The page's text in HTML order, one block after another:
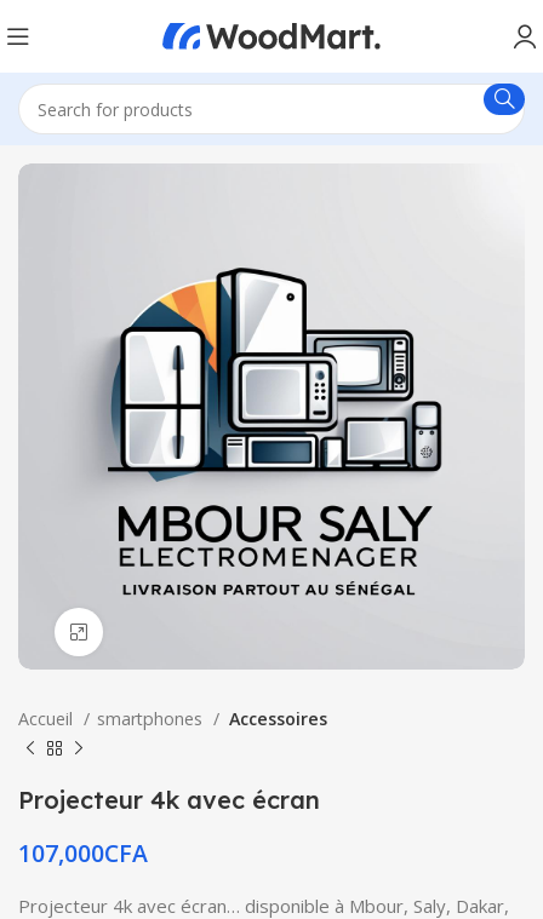
Accueil smartphones Accessoires
Projecteur 4k avec écran
107,000CFA
Projecteur 4k avec écran… disponible à Mbour, Saly, Dakar,